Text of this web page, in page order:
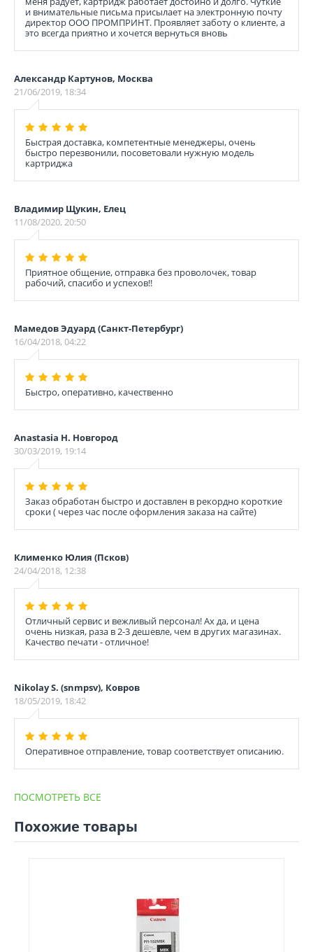
и внимательные письма присылает на электронную почту
директор ООО ПРОМПРИНТ. Проявляет заботу о клиенте, а
это всегда приятно и хочется вернуться вновь
Александр Картунов, Москва
21/06/2019, 18:34
Быстрая доставка, компетентные менеджеры, очень
быстро перезвонили, посоветовали нужную модель
картриджа
Владимир Щукин, Елец
11/08/2020, 20:50
Приятное общение, отправка без проволочек, товар
рабочий, спасибо и успехов!!
Мамедов Эдуард (Санкт-Петербург)
16/04/2018, 04:22
Быстро, оперативно, качественно
Anastasia Н. Новгород
30/03/2019, 19:14
Заказ обработан быстро и доставлен в рекордно короткие
сроки ( через час после оформления заказа на сайте)
Клименко Юлия (Псков)
24/04/2018, 12:38
Отличный сервис и вежливый персонал! Ах да, и цена
очень низкая, раза в 2-3 дешевле, чем в других магазинах.
Качество печати - отличное!
Nikolay S. (snmpsv), Ковров
18/05/2019, 18:42
Оперативное отправление, товар соответствует описанию.
ПОСМОТРЕТЬ ВСЕ
Похожие товары